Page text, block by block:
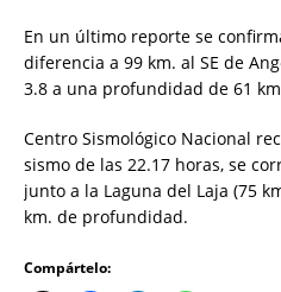
En un último reporte se
diferencia a 99 km. al SE de
3.8 a una profundidad de 61
Centro Sismológico Nacional
sismo de las 22.17 horas, se
junto a la Laguna del Laja (75
km. de profundidad.
Compártelo: